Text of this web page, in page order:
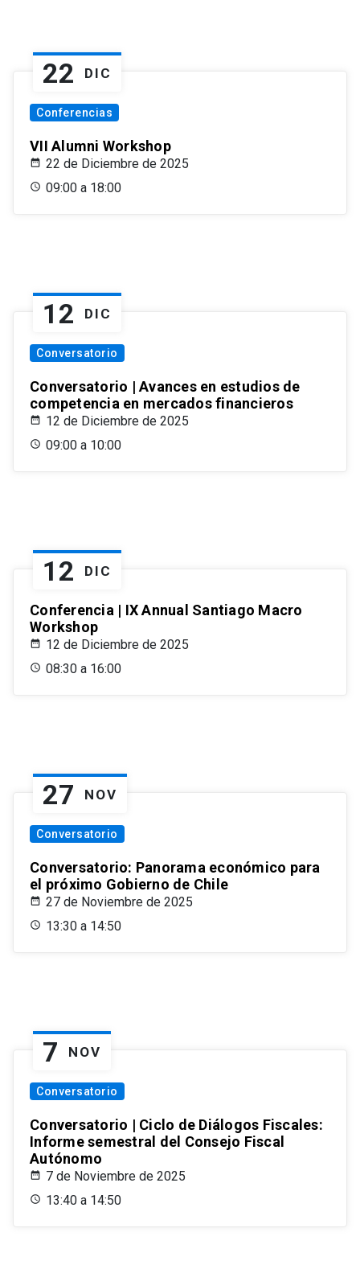
22 DIC
Conferencias
VII Alumni Workshop
22 de Diciembre de 2025
09:00 a 18:00
12 DIC
Conversatorio
Conversatorio | Avances en estudios de
competencia en mercados financieros
12 de Diciembre de 2025
09:00 a 10:00
12 DIC
Conferencia | IX Annual Santiago Macro
Workshop
12 de Diciembre de 2025
08:30 a 16:00
27 NOV
Conversatorio
Conversatorio: Panorama económico para
el próximo Gobierno de Chile
27 de Noviembre de 2025
13:30 a 14:50
7 NOV
Conversatorio
Conversatorio | Ciclo de Diálogos Fiscales:
Informe semestral del Consejo Fiscal
Autónomo
7 de Noviembre de 2025
13:40 a 14:50